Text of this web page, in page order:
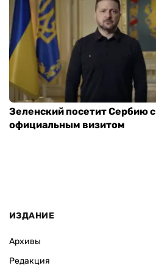
Зеленский посетит Сербию с
официальным визитом
ИЗДАНИЕ
Архивы
Редакция